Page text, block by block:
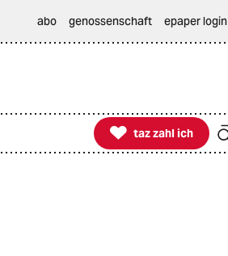
abo genossenschaft epaper login

taz zahl ich
taz zahl ich